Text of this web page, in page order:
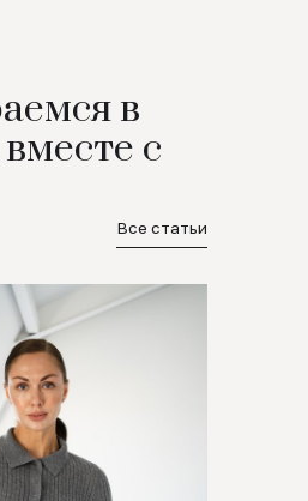
в
с
Все статьи